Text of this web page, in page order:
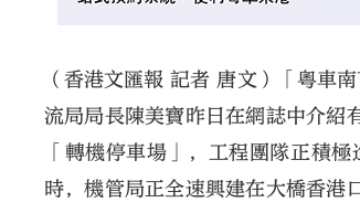
（香港文匯報 記者 唐文）「粵車
流局局長陳美寶昨日在網誌中介紹
「轉機停車場」，工程團隊正積
時，機管局正全速興建在大橋香港